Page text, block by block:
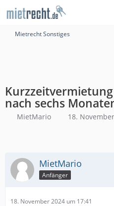
Mietrecht Sonstiges
nach sechs
MietMario 18.
MietMario
Anfänger
18. November 2024 um 17:41